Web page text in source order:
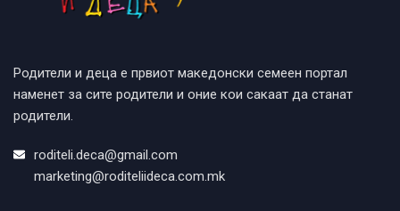
Родители и деца е првиот македонски семеен портал
наменет за сите родители и оние кои сакаат да станат
родители.
roditeli.deca@gmail.com
marketing@roditeliideca.com.mk